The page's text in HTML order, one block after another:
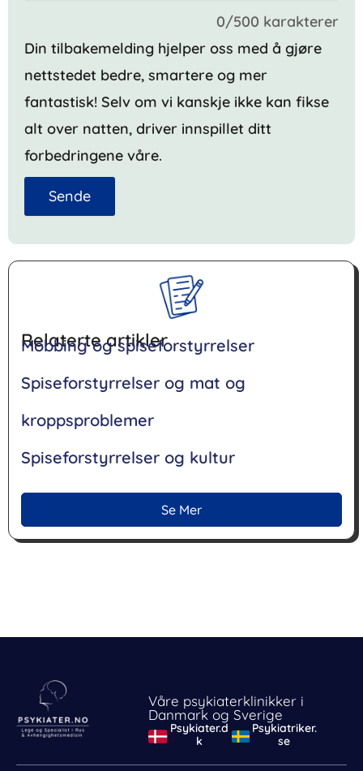
0/500 karakterer
Din tilbakemelding hjelper oss med å gjøre
nettstedet bedre, smartere og mer
fantastisk! Selv om vi kanskje ikke kan fikse
alt over natten, driver innspillet ditt
forbedringene våre.
Sende
Relaterte artikler
Mobbing og spiseforstyrrelser
Spiseforstyrrelser og mat og
kroppsproblemer
Spiseforstyrrelser og kultur
Se Mer
Våre psykiaterklinikker i
Danmark og Sverige
Psykiater.d
k
Psykiatriker.
se